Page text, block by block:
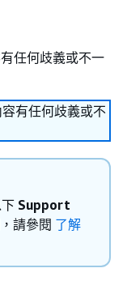
任何歧義或不一
有任何歧義或不
Support
請參閱 了解